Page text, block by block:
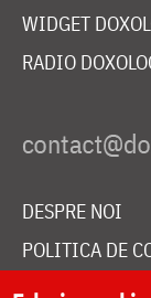
WIDGET
RADIO
DESPRE NOI
POLITICA DE
DONEAZĂ